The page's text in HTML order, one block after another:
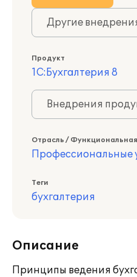
Другие
Продукт
1С:Бухгалтерия 8
Внедрения
Отрасль /
Профессиональные
Теги
бухгалтерия
Описание
Принципы ведения